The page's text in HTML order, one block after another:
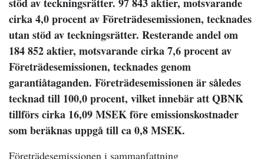
cirka 4,0 procent av Företrädesemissionen, tecknades
utan stöd av teckningsrätter. Resterande andel om
184 852 aktier, motsvarande cirka 7,6 procent av
Företrädesemissionen, tecknades genom
garantiåtaganden. Företrädesemissionen är således
tecknad till 100,0 procent, vilket innebär att QBNK
tillförs cirka 16,09 MSEK före emissionskostnader
som beräknas uppgå till ca 0,8 MSEK.
Företrädesemissionen i sammanfattning